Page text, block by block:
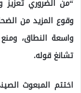
“من الضروري تعزيز
وقوع المزيد من
واسعة النطاق،
تشانغ قوله.
اختتم المبعوث